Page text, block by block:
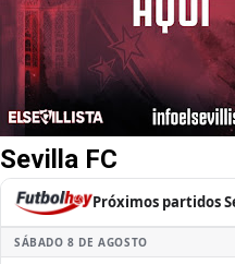
Sevilla FC